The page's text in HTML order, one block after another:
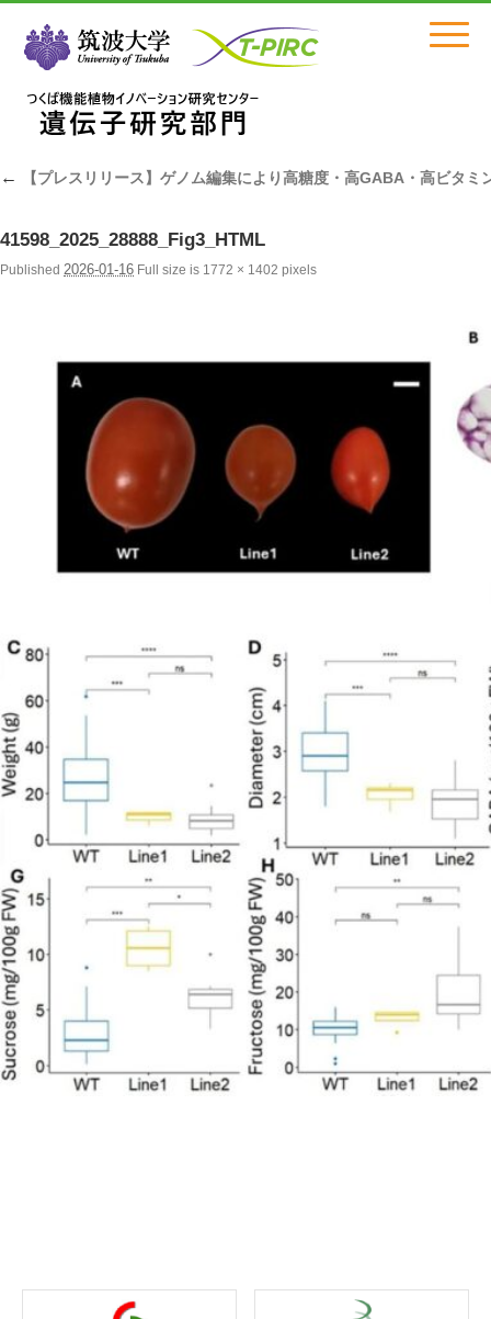
Click
← 【プレスリリース】ゲノム編集により高糖度・高GABA・高ビタミ
41598_2025_28888_Fig3_HTML
Published 2026-01-16 Full size is 1772 × 1402 pixels